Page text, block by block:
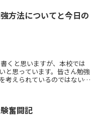
方法についてと今日の
と思っています。皆さん勉強
考えられているのではないか
奮闘記